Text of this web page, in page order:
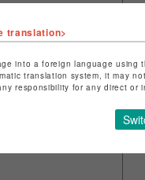
translation>
into a foreign language using
translation system, it may
responsibility for any direct or